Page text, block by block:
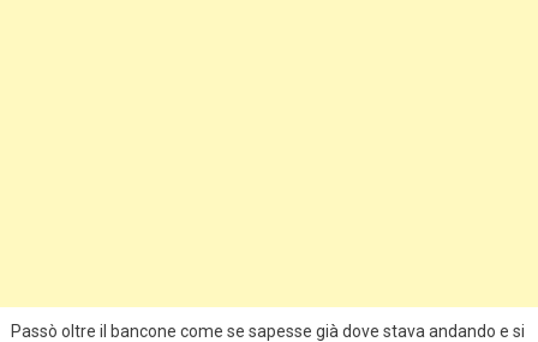
Passò oltre il bancone come se sapesse già dove stava andando e si